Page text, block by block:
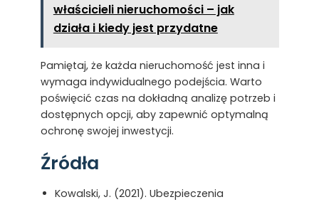
właścicieli nieruchomości – jak
działa i kiedy jest przydatne
Pamiętaj, że każda nieruchomość jest inna i
wymaga indywidualnego podejścia. Warto
poświęcić czas na dokładną analizę potrzeb i
dostępnych opcji, aby zapewnić optymalną
ochronę swojej inwestycji.
Źródła
Kowalski, J. (2021). Ubezpieczenia